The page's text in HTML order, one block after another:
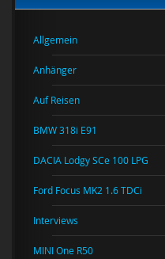
Allgemein
Anhänger
Auf Reisen
BMW 318i E91
DACIA Lodgy SCe 100 LPG
Ford Focus MK2 1.6 TDCi
Interviews
MINI One R50